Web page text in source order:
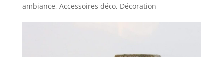
ambiance, Accessoires déco, Décoration